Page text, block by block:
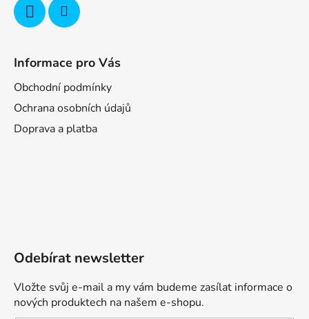
Informace pro Vás
Obchodní podmínky
Ochrana osobních údajů
Doprava a platba
Odebírat newsletter
Vložte svůj e-mail a my vám budeme zasílat informace o
nových produktech na našem e-shopu.